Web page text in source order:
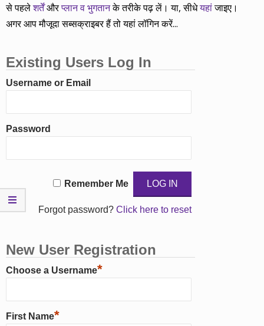
से पहलेशर्तेंऔरप्लान व भुगतानके तरीके पढ़ लें। या, सीधेयहांजाइए।
अगर आप मौजूदा सब्सक्राइबर हैं तो यहां लॉगिन करें...
Existing Users Log In
Username or Email
Password
Remember Me
Forgot password? Click here to reset
New User Registration
Choose a Username*
First Name*